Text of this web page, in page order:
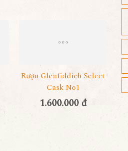
Rượu Glenfiddich Select
Cask No1
1.600.000 đ